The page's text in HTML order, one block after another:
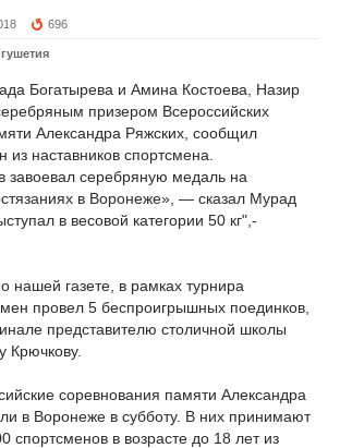
696
Богатырева и Амина Костоева, Назир
призером Всероссийских
Александра Ряжских, сообщил
из наставников спортсмена.
завоевал серебряную медаль на
в Воронеже», — сказал Мурад
в весовой категории 50 кг",-
нашей газете, в рамках турнира
провел 5 беспроигрышных поединков,
представителю столичной школы
Крючкову.
соревнования памяти Александра
в Воронеже в субботу. В них принимают
спортсменов в возрасте до 18 лет из